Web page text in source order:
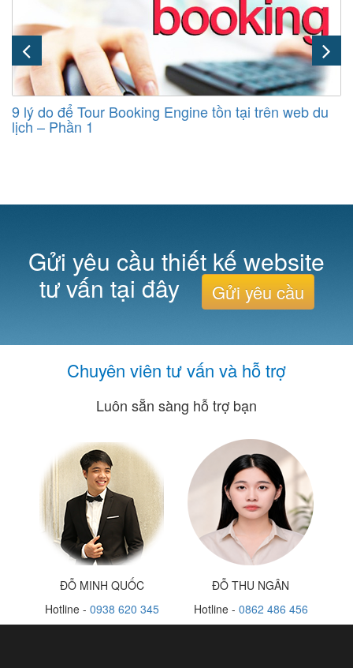
9 lý do để Tour Booking Engine tồn tại trên web du
lịch – Phần 1
Gửi yêu cầu thiết kế website
tư vấn tại đây Gửi yêu cầu
Chuyên viên tư vấn và hỗ trợ
Luôn sẵn sàng hỗ trợ bạn
ĐỖ MINH QUỐC
Hotline - 0938 620 345
ĐỖ THU NGÂN
Hotline - 0862 486 456